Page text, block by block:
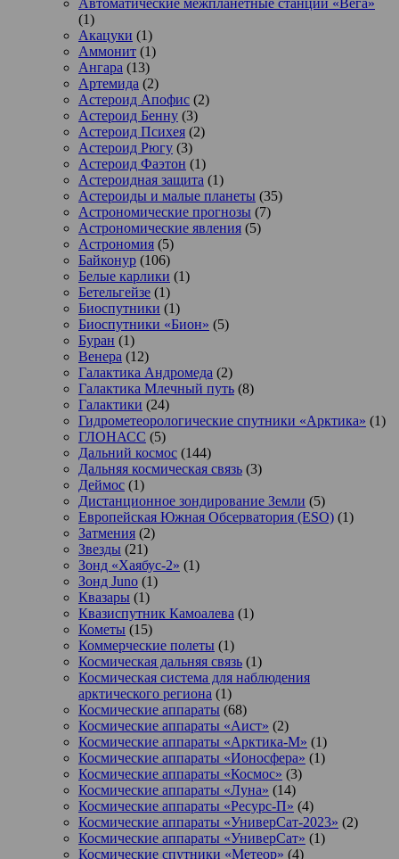
(1)
Акацуки (1)
Аммонит (1)
Ангара (13)
Артемида (2)
Астероид Апофис (2)
Астероид Бенну (3)
Астероид Психея (2)
Астероид Рюгу (3)
Астероид Фаэтон (1)
Астероидная защита (1)
Астероиды и малые планеты (35)
Астрономические прогнозы (7)
Астрономические явления (5)
Астрономия (5)
Байконур (106)
Белые карлики (1)
Бетельгейзе (1)
Биоспутники (1)
Биоспутники «Бион» (5)
Буран (1)
Венера (12)
Галактика Андромеда (2)
Галактика Млечный путь (8)
Галактики (24)
Гидрометеорологические спутники «Арктика» (1)
ГЛОНАСС (5)
Дальний космос (144)
Дальняя космическая связь (3)
Деймос (1)
Дистанционное зондирование Земли (5)
Европейская Южная Обсерватория (ESO) (1)
Затмения (2)
Звезды (21)
Зонд «Хаябус-2» (1)
Зонд Juno (1)
Квазары (1)
Квазиспутник Камоалева (1)
Кометы (15)
Коммерческие полеты (1)
Космическая дальняя связь (1)
Космическая система для наблюдения
арктического региона (1)
Космические аппараты (68)
Космические аппараты «Аист» (2)
Космические аппараты «Арктика-М» (1)
Космические аппараты «Ионосфера» (1)
Космические аппараты «Космос» (3)
Космические аппараты «Луна» (14)
Космические аппараты «Ресурс-П» (4)
Космические аппараты «УниверСат-2023» (2)
Космические аппараты «УниверСат» (1)
Космические спутники «Метеор» (4)